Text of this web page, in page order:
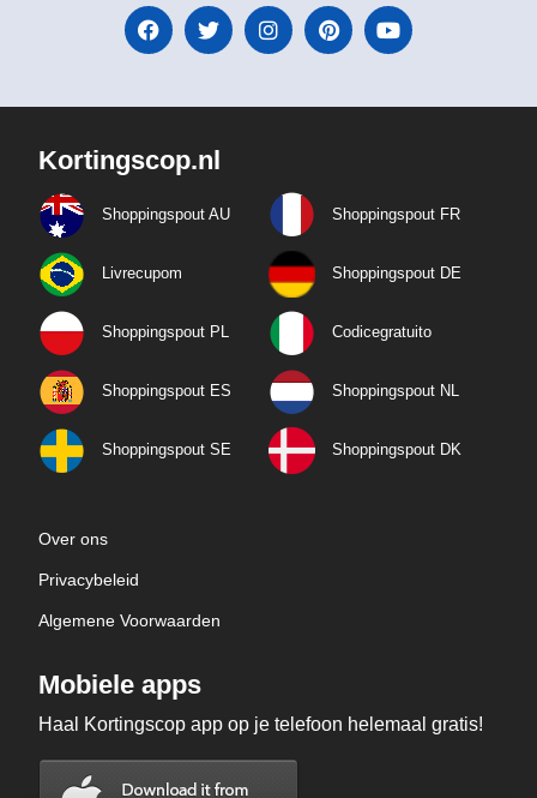
Kortingscop.nl
Shoppingspout AU Shoppingspout FR
Livrecupom Shoppingspout DE
Shoppingspout PL Codicegratuito
Shoppingspout ES Shoppingspout NL
Shoppingspout SE Shoppingspout DK
Over ons
Privacybeleid
Algemene Voorwaarden
Mobiele apps
Haal Kortingscop app op je telefoon helemaal gratis!